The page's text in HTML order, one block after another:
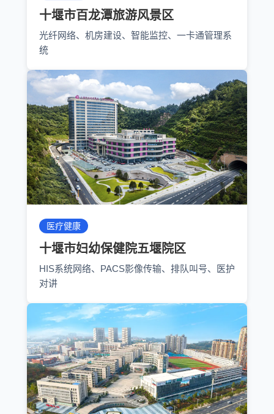
十堰市百龙潭旅游风景区
光纤网络、机房建设、智能监控、一卡通管理系
统
医疗健康
十堰市妇幼保健院五堰院区
HIS系统网络、PACS影像传输、排队叫号、医护
对讲